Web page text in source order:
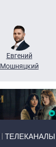
Евгений
Мошняцкий
ТЕЛЕКАНАЛЫ